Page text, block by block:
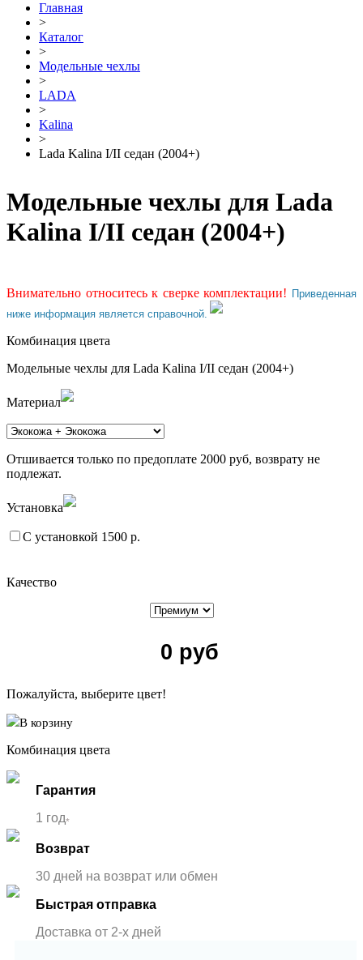
Главная
>
Каталог
>
Модельные чехлы
>
LADA
>
Kalina
>
Lada Kalina I/II седан (2004+)
Модельные чехлы для Lada
Kalina I/II седан (2004+)
Внимательно относитесь к сверке комплектации! Приведенная
ниже информация является справочной.
Комбинация цвета
Модельные чехлы для Lada Kalina I/II седан (2004+)
Материал
Отшивается только по предоплате 2000 руб, возврату не
подлежат.
Установка
С установкой 1500 р.
Качество
0 руб
Пожалуйста, выберите цвет!
В корзину
Комбинация цвета
Гарантия
1 год*
Возврат
30 дней на возврат или обмен
Быстрая отправка
Доставка от 2-x дней